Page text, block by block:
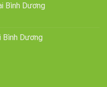
Bình Dương
Bình Dương